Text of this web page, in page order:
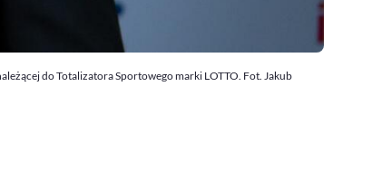
do Totalizatora Sportowego marki LOTTO. Fot. Jakub